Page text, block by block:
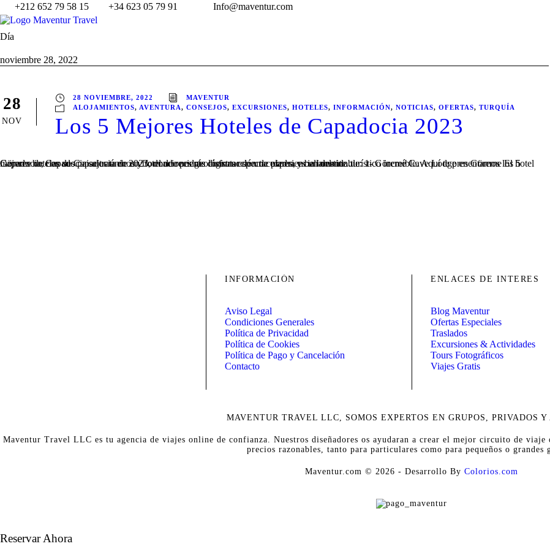
+212 652 79 58 15 +34 623 05 79 91
Info@maventur.com
Día
noviembre 28, 2022
28
NOV
28 NOVIEMBRE, 2022
MAVENTUR
ALOJAMIENTOS, AVENTURA, CONSEJOS, EXCURSIONES, HOTELES, INFORMACIÓN, NOTICIAS, OFERTAS, TURQUÍA
Los 5 Mejores Hoteles de Capadocia 2023
Capadocia, con sus paisajes únicos y formaciones geológicas espectaculares, es un destino turístico increíble. Aquí te presentamos los 5 mejores hoteles de Capadocia en 2023, donde podrás disfrutar de una experiencia inolvidable: 1- Göreme Cave Lodge en Göreme El hotel Göreme de Capadocia se trata de un hotel de reciente construcción de piedra y bellamente...
INFORMACIÓN
Aviso Legal
Condiciones Generales
Política de Privacidad
Política de Cookies
Política de Pago y Cancelación
Contacto
ENLACES DE INTERES
Blog Maventur
Ofertas Especiales
Traslados
Excursiones & Actividades
Tours Fotográficos
Viajes Gratis
MAVENTUR TRAVEL LLC, SOMOS EXPERTOS EN GRUPOS, PRIVADOS
Maventur Travel LLC es tu agencia de viajes online de confianza. Nuestros diseñadores os ayudaran a crear el mejor circuito de
precios razonables, tanto para particulares como para pequeños o grandes
Maventur.com © 2026 - Desarrollo By Colorios.com
Reservar Ahora